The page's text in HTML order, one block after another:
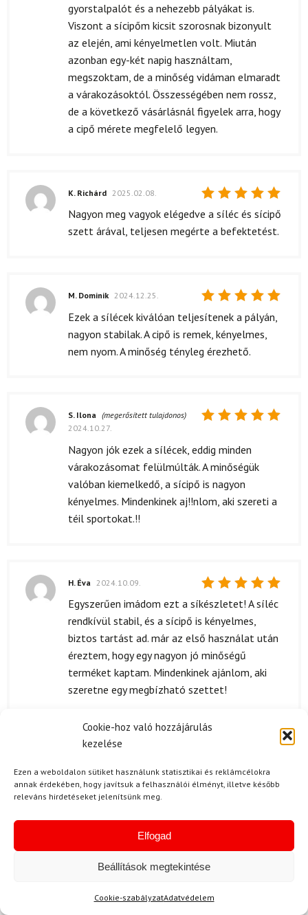
Cookie-hoz való hozzájárulás
kezelése
Ezen a weboldalon sütiket használunk statisztikai és reklámcélokra
annak érdekében, hogy javítsuk a felhasználói élményt, illetve később
releváns hirdetéseket jelenítsünk meg.
Elfogad
Beállítások megtekintése
Cookie-szabályzatAdatvédelem
gyorstalpalót és a nehezebb pályákat is.
Viszont a sícipőm kicsit szorosnak bizonyult
az elején, ami kényelmetlen volt. Miután
azonban egy-két napig használtam,
megszoktam, de a minőség vidáman elmaradt
a várakozásoktól. Összességében nem rossz,
de a következő vásárlásnál figyelek arra, hogy
a cipő mérete megfelelő legyen.
Értékelés:
K. Richárd 2025.02.08.
Nagyon meg vagyok elégedve a síléc és sícipő
szett árával, teljesen megérte a befektetést.
Értékelés:
M. Dominik 2024.12.25.
Ezek a sílécek kiválóan teljesítenek a pályán,
nagyon stabilak. A cipő is remek, kényelmes,
nem nyom. A minőség tényleg érezhető.
5/ 5
S. Ilona (megerősített tulajdonos)
2024.10.27.
Nagyon jók ezek a sílécek, eddig minden
várakozásomat felülmúlták. A minőségük
valóban kiemelkedő, a sícipő is nagyon
kényelmes. Mindenkinek aj!!nlom, aki szereti a
téil sportokat.!!
Értékelés:
H. Éva 2024.10.09.
Egyszerűen imádom ezt a síkészletet! A síléc
rendkívül stabil, és a sícipő is kényelmes,
biztos tartást ad. már az első használat után
éreztem, hogy egy nagyon jó minőségű
terméket kaptam. Mindenkinek ajánlom, aki
szeretne egy megbízható szettet!
Értékelés:
5/ 5
2024.09.27.
jól jött
Értékelés:
K. Gergő 2024.09.16.
Sikerült hamar megkapni a csomagot,